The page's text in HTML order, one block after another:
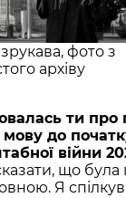
фото з
архіву
ти про
мову до
війни
що була
Я